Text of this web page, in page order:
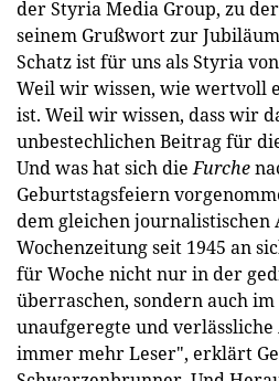
der Styria Media Group, zu
seinem Grußwort zur
Schatz ist für uns als Styria
Weil wir wissen, wie wertvoll
ist. Weil wir wissen, dass wir
unbestechlichen Beitrag für
Und was hat sich dieFurche
Geburtstagsfeiern
dem gleichen journalistischen
Wochenzeitung seit 1945 an
für Woche nicht nur in der
überraschen, sondern auch
unaufgeregte und
immer mehr Leser", erklärt